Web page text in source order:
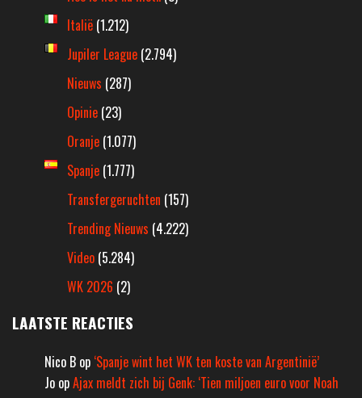
Italië (1.212)
Jupiler League (2.794)
Nieuws (287)
Opinie (23)
Oranje (1.077)
Spanje (1.777)
Transfergeruchten (157)
Trending Nieuws (4.222)
Video (5.284)
WK 2026 (2)
LAATSTE REACTIES
Nico B op ‘Spanje wint het WK ten koste van Argentinië’
Jo opAjax meldt zich bij Genk: ‘Tien miljoen euro voor Noah